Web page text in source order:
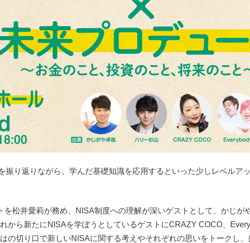
振り返りながら、学んだ基礎知識を応用するといった少しレベルア
を松井愛莉が務め、NISA制度への理解が深いゲストとして、かじが
から新たにNISAを学ぼうとしているゲストにCRAZY COCO、
の切り口で新しいNISAに関する考えやそれぞれの思いをトークし、